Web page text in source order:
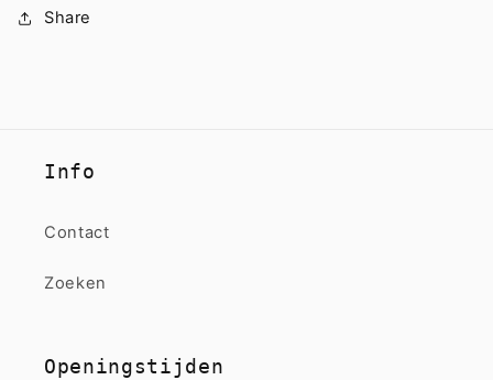
Share
Info
Contact
Zoeken
Openingstijden